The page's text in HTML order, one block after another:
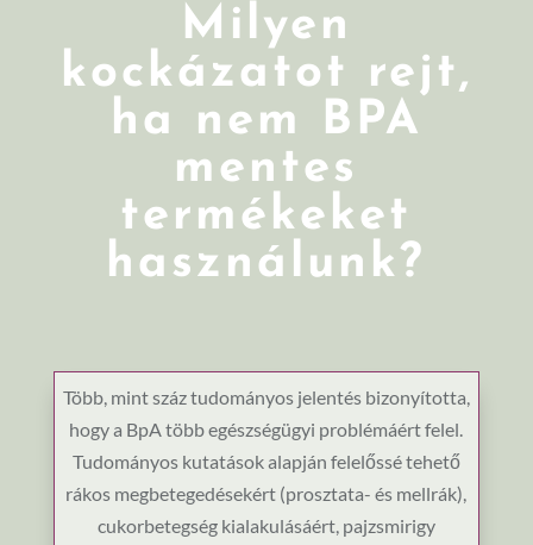
Milyen
kockázatot rejt,
ha nem BPA
mentes
termékeket
használunk?
Több, mint száz tudományos jelentés bizonyította,
hogy a BpA több egészségügyi problémáért felel.
Tudományos kutatások alapján felelőssé tehető
rákos megbetegedésekért (prosztata- és mellrák),
cukorbetegség kialakulásáért, pajzsmirigy